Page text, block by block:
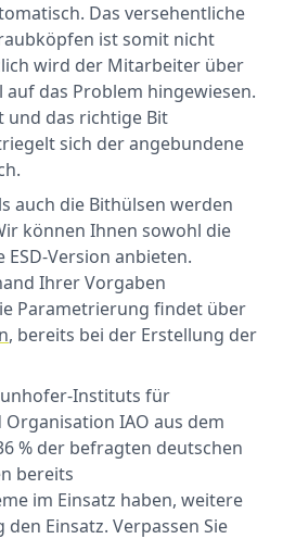
Das versehentliche
ist somit nicht
wird der Mitarbeiter über
auf das Problem hingewiesen.
und das richtige Bit
sich der angebundene
auch die Bithülsen werden
können Ihnen sowohl die
Version anbieten.
Ihrer Vorgaben
Parametrierung findet über
, bereits bei der Erstellung der
Instituts für
IAO aus dem
% der befragten deutschen
bereits
im Einsatz haben, weitere
Einsatz. Verpassen Sie